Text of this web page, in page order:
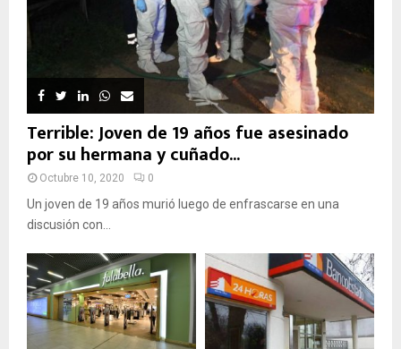
Terrible: Joven de 19 años fue asesinado
por su hermana y cuñado...
Octubre 10, 2020 0
Un joven de 19 años murió luego de enfrascarse en una
discusión con...